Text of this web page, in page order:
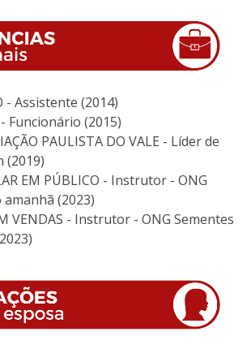
- Assistente (2014)
Funcionário (2015)
PAULISTA DO VALE - Líder de
(2019)
EM PÚBLICO - Instrutor - ONG
(2023)
VENDAS - Instrutor - ONG Sementes